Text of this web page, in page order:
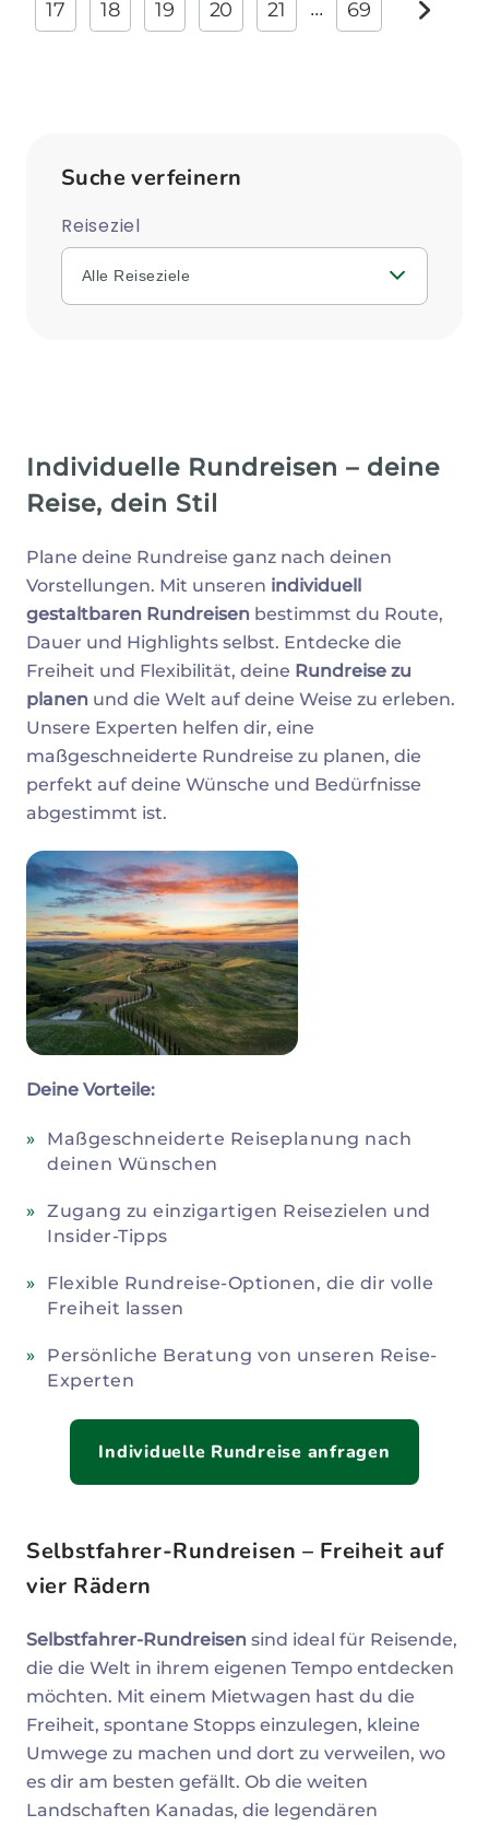
17 18 19 20 21 ... 69
Suche verfeinern
Reiseziel
Alle Reiseziele
Individuelle Rundreisen – deine
Reise, dein Stil
Plane deine Rundreise ganz nach deinen
Vorstellungen. Mit unseren individuell
gestaltbaren Rundreisen bestimmst du Route,
Dauer und Highlights selbst. Entdecke die
Freiheit und Flexibilität, deine Rundreise zu
planen und die Welt auf deine Weise zu erleben.
Unsere Experten helfen dir, eine
maßgeschneiderte Rundreise zu planen, die
perfekt auf deine Wünsche und Bedürfnisse
abgestimmt ist.
Deine Vorteile:
Maßgeschneiderte Reiseplanung nach
deinen Wünschen
Zugang zu einzigartigen Reisezielen und
Insider-Tipps
Flexible Rundreise-Optionen, die dir volle
Freiheit lassen
Persönliche Beratung von unseren Reise-
Experten
Individuelle Rundreise anfragen
Selbstfahrer-Rundreisen – Freiheit auf
vier Rädern
Selbstfahrer-Rundreisen sind ideal für Reisende,
die die Welt in ihrem eigenen Tempo entdecken
möchten. Mit einem Mietwagen hast du die
Freiheit, spontane Stopps einzulegen, kleine
Umwege zu machen und dort zu verweilen, wo
es dir am besten gefällt. Ob die weiten
Landschaften Kanadas, die legendären